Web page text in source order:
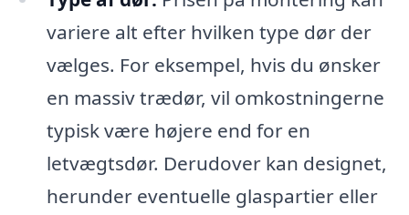
variere alt efter hvilken type dør der
vælges. For eksempel, hvis du ønsker
en massiv trædør, vil omkostningerne
typisk være højere end for en
letvægtsdør. Derudover kan designet,
herunder eventuelle glaspartier eller